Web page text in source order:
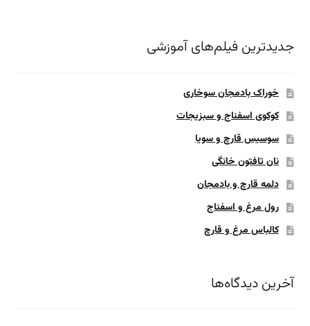
جدیدترین فیلم‌های آموزشی
خوراک بادمجان سوخاری
کوکوی اسفناج و سبزیجات
سوسیس قارچ و سویا
نان تافتون خانگی
دلمه قارچ و بادمجان
رول مرغ و اسفناج
کالباس مرغ و قارچ
آخرین دیدگاه‌ها